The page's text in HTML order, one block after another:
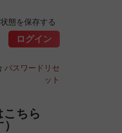
態を保存する
パスワードリセ
ット
こちら